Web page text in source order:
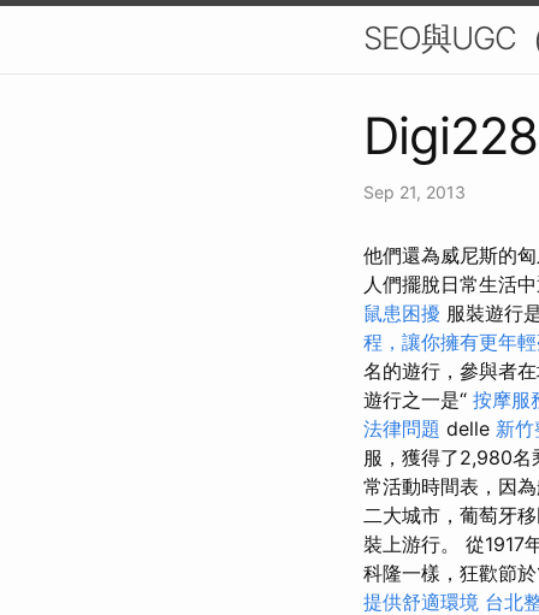
SEO與UGC
Sep 21, 2013
他們還為威尼斯的
人們擺脫日常生活
鼠患困擾 服裝遊行
程，讓你擁有更年
名的遊行，參與者
遊行之一是“ 按摩服
法律問題 delle 新
服，獲得了2,980名
常活動時間表，因
二大城市，葡萄牙
裝上游行。 從1917
科隆一樣，狂歡節
提供舒適環境 台北